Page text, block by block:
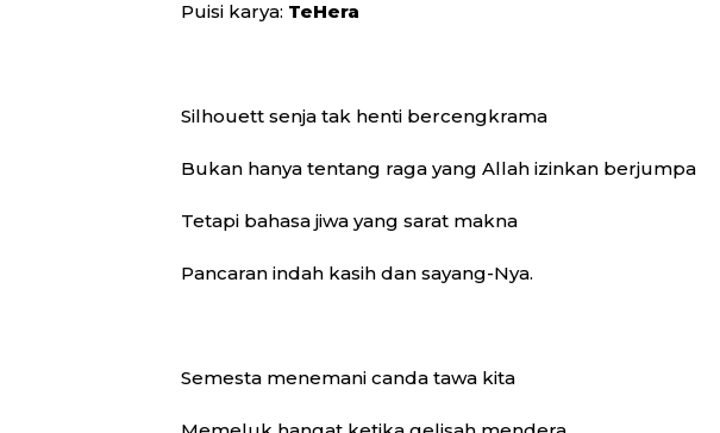
Puisi karya: TeHera
Silhouett senja tak henti bercengkrama
Bukan hanya tentang raga yang Allah izinkan berjumpa
Tetapi bahasa jiwa yang sarat makna
Pancaran indah kasih dan sayang-Nya.
Semesta menemani canda tawa kita